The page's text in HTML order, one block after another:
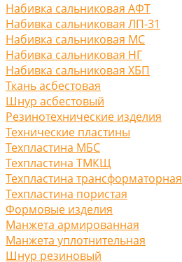
Набивка сальниковая АФТ
Набивка сальниковая ЛП-31
Набивка сальниковая МС
Набивка сальниковая НГ
Набивка сальниковая ХБП
Ткань асбестовая
Шнур асбестовый
Резинотехнические изделия
Технические пластины
Техпластина МБС
Техпластина ТМКЩ
Техпластина трансформаторная
Техпластина пористая
Формовые изделия
Манжета армированная
Манжета уплотнительная
Шнур резиновый